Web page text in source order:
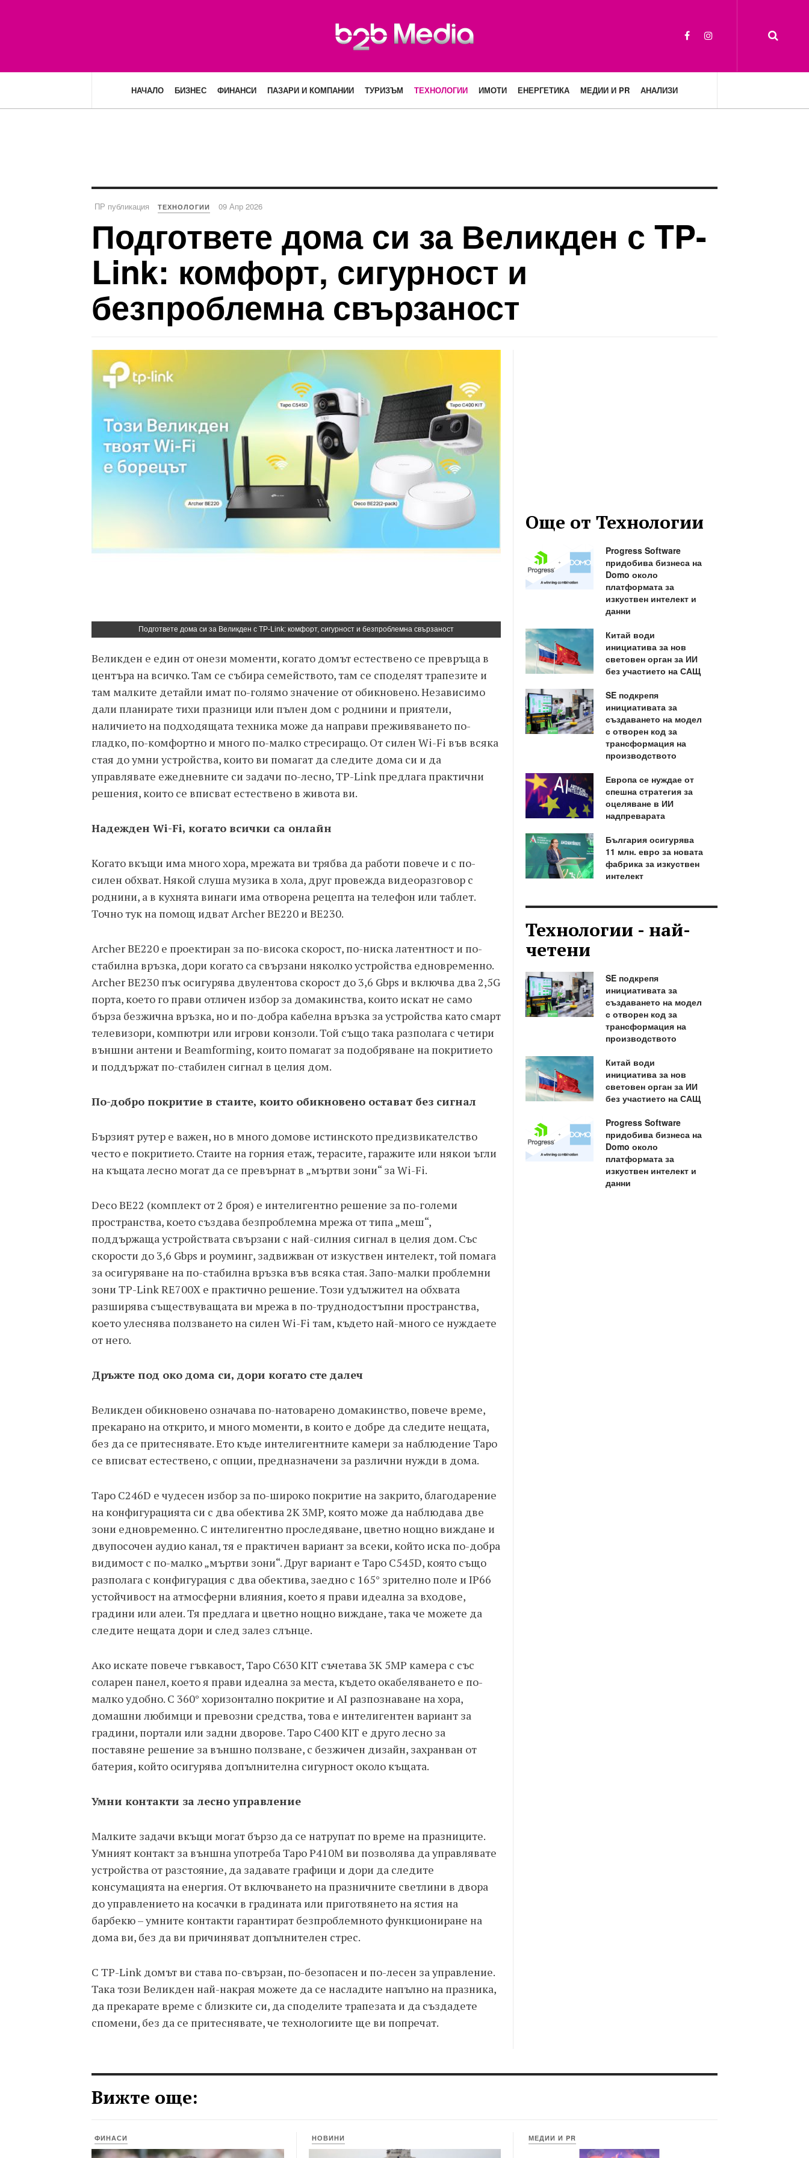
НАЧАЛО БИЗНЕС ФИНАНСИ ПАЗАРИ И КОМПАНИИ ТУРИЗЪМ ТЕХНОЛОГИИ ИМОТИ ЕНЕРГЕТИКА МЕДИИ И PR АНАЛИЗИ
ПР публикация ТЕХНОЛОГИИ 09 Апр 2026
Подгответе дома си за Великден с TP-
Link: комфорт, сигурност и
безпроблемна свързаност
Подгответе дома си за Великден с TP-Link: комфорт, сигурност и безпроблемна свързаност
Великден е един от онези моменти, когато домът естествено се превръща в
центъра на всичко. Там се събира семейството, там се споделят трапезите и
там малките детайли имат по-голямо значение от обикновено. Независимо
дали планирате тихи празници или пълен дом с роднини и приятели,
наличието на подходящата техника може да направи преживяването по-
гладко, по-комфортно и много по-малко стресиращо. От силен Wi-Fi във всяка
стая до умни устройства, които ви помагат да следите дома си и да
управлявате ежедневните си задачи по-лесно, TP-Link предлага практични
решения, които се вписват естествено в живота ви.
Надежден Wi-Fi, когато всички са онлайн
Когато вкъщи има много хора, мрежата ви трябва да работи повече и с по-
силен обхват. Някой слуша музика в хола, друг провежда видеоразговор с
роднини, а в кухнята винаги има отворена рецепта на телефон или таблет.
Точно тук на помощ идват Archer BE220 и BE230.
Archer BE220 е проектиран за по-висока скорост, по-ниска латентност и по-
стабилна връзка, дори когато са свързани няколко устройства едновременно.
Archer BE230 пък осигурява двулентова скорост до 3,6 Gbps и включва два 2,5G
порта, което го прави отличен избор за домакинства, които искат не само
бърза безжична връзка, но и по-добра кабелна връзка за устройства като смарт
телевизори, компютри или игрови конзоли. Той също така разполага с четири
външни антени и Beamforming, които помагат за подобряване на покритието
и поддържат по-стабилен сигнал в целия дом.
По-добро покритие в стаите, които обикновено остават без сигнал
Бързият рутер е важен, но в много домове истинското предизвикателство
често е покритието. Стаите на горния етаж, терасите, гаражите или някои ъгли
на къщата лесно могат да се превърнат в „мъртви зони“ за Wi-Fi.
Deco BE22 (комплект от 2 броя) е интелигентно решение за по-големи
пространства, което създава безпроблемна мрежа от типа „меш“,
поддържаща устройствата свързани с най-силния сигнал в целия дом. Със
скорости до 3,6 Gbps и роуминг, задвижван от изкуствен интелект, той помага
за осигуряване на по-стабилна връзка във всяка стая. Запо-малки проблемни
зони TP-Link RE700X е практично решение. Този удължител на обхвата
разширява съществуващата ви мрежа в по-труднодостъпни пространства,
което улеснява ползването на силен Wi-Fi там, където най-много се нуждаете
от него.
Дръжте под око дома си, дори когато сте далеч
Великден обикновено означава по-натоварено домакинство, повече време,
прекарано на открито, и много моменти, в които е добре да следите нещата,
без да се притеснявате. Ето къде интелигентните камери за наблюдение Tapo
се вписват естествено, с опции, предназначени за различни нужди в дома.
Tapo C246D е чудесен избор за по-широко покритие на закрито, благодарение
на конфигурацията си с два обектива 2K 3MP, която може да наблюдава две
зони едновременно. С интелигентно проследяване, цветно нощно виждане и
двупосочен аудио канал, тя е практичен вариант за всеки, който иска по-добра
видимост с по-малко „мъртви зони“. Друг вариант е Tapo C545D, която също
разполага с конфигурация с два обектива, заедно с 165° зрително поле и IP66
устойчивост на атмосферни влияния, което я прави идеална за входове,
градини или алеи. Тя предлага и цветно нощно виждане, така че можете да
следите нещата дори и след залез слънце.
Ако искате повече гъвкавост, Tapo C630 KIT съчетава 3K 5MP камера с със
соларен панел, което я прави идеална за места, където окабеляването е по-
малко удобно. С 360° хоризонтално покритие и AI разпознаване на хора,
домашни любимци и превозни средства, това е интелигентен вариант за
градини, портали или задни дворове. Tapo C400 KIT е друго лесно за
поставяне решение за външно ползване, с безжичен дизайн, захранван от
батерия, който осигурява допълнителна сигурност около къщата.
Умни контакти за лесно управление
Малките задачи вкъщи могат бързо да се натрупат по време на празниците.
Умният контакт за външна употреба Tapo P410M ви позволява да управлявате
устройства от разстояние, да задавате графици и дори да следите
консумацията на енергия. От включването на празничните светлини в двора
до управлението на косачки в градината или приготвянето на ястия на
барбекю – умните контакти гарантират безпроблемното функциониране на
дома ви, без да ви причиняват допълнителен стрес.
С TP-Link домът ви става по-свързан, по-безопасен и по-лесен за управление.
Така този Великден най-накрая можете да се насладите напълно на празника,
да прекарате време с близките си, да споделите трапезата и да създадете
спомени, без да се притеснявате, че технологиите ще ви попречат.
Още от Технологии
Progress Software
придобива бизнеса на
Domo около
платформата за
изкуствен интелект и
данни
Китай води
инициатива за нов
световен орган за ИИ
без участието на САЩ
SE подкрепя
инициативата за
създаването на модел
с отворен код за
трансформация на
производството
Европа се нуждае от
спешна стратегия за
оцеляване в ИИ
надпреварата
България осигурява
11 млн. евро за новата
фабрика за изкуствен
интелект
Технологии - най-
четени
SE подкрепя
инициативата за
създаването на модел
с отворен код за
трансформация на
производството
Китай води
инициатива за нов
световен орган за ИИ
без участието на САЩ
Progress Software
придобива бизнеса на
Domo около
платформата за
изкуствен интелект и
данни
Вижте още:
ФИНАСИ НОВИНИ МЕДИИ И PR